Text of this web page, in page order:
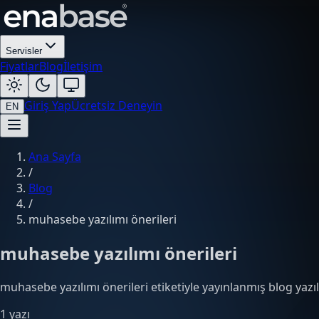
Servisler
FiyatlarBlogİletişim
EN Giriş YapÜcretsiz Deneyin
Ana Sayfa
/
Blog
/
muhasebe yazılımı önerileri
muhasebe yazılımı önerileri
muhasebe yazılımı önerileri etiketiyle yayınlanmış blog
1 yazı